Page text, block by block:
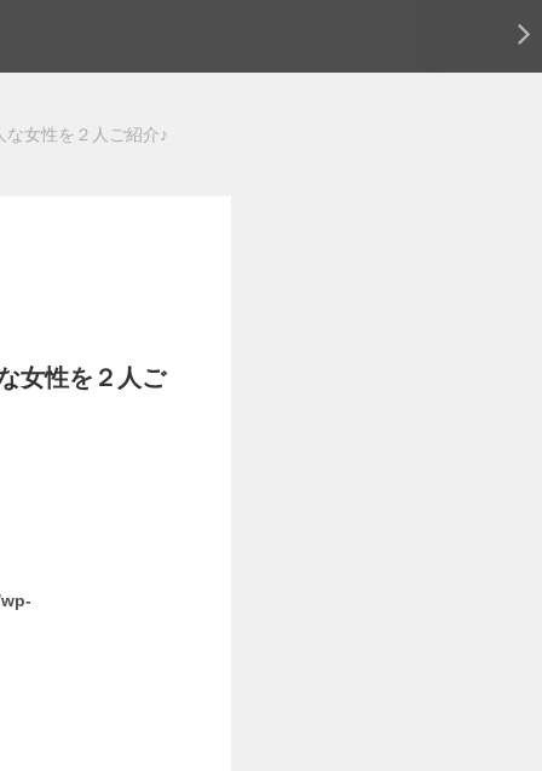
女性を２人ご紹介♪
女性を２人ご